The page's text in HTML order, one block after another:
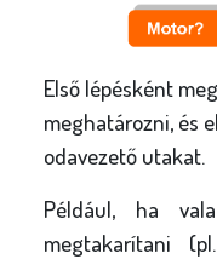
Első lépésként
meghatározni, és
odavezető utakat.
Például, ha
megtakarítani